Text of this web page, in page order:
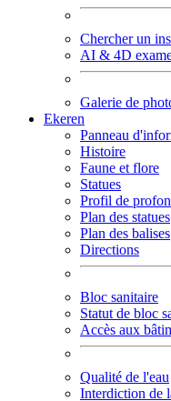
Chercher un
AI & 4D
Galerie de
Ekeren
Panneau
Histoire
Faune et flore
Statues
Profil de
Plan des statues
Plan des balises
Directions
Bloc sanitaire
Statut de bloc
Accès aux
Qualité de l'eau
Interdiction de